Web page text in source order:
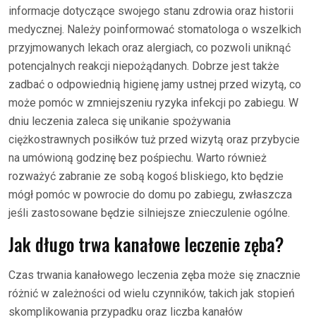
informacje dotyczące swojego stanu zdrowia oraz historii
medycznej. Należy poinformować stomatologa o wszelkich
przyjmowanych lekach oraz alergiach, co pozwoli uniknąć
potencjalnych reakcji niepożądanych. Dobrze jest także
zadbać o odpowiednią higienę jamy ustnej przed wizytą, co
może pomóc w zmniejszeniu ryzyka infekcji po zabiegu. W
dniu leczenia zaleca się unikanie spożywania
ciężkostrawnych posiłków tuż przed wizytą oraz przybycie
na umówioną godzinę bez pośpiechu. Warto również
rozważyć zabranie ze sobą kogoś bliskiego, kto będzie
mógł pomóc w powrocie do domu po zabiegu, zwłaszcza
jeśli zastosowane będzie silniejsze znieczulenie ogólne.
Jak długo trwa kanałowe leczenie zęba?
Czas trwania kanałowego leczenia zęba może się znacznie
różnić w zależności od wielu czynników, takich jak stopień
skomplikowania przypadku oraz liczba kanałów